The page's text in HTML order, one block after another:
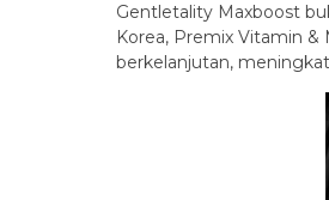
Gentletality Maxboost
Korea, Premix Vitamin
berkelanjutan,